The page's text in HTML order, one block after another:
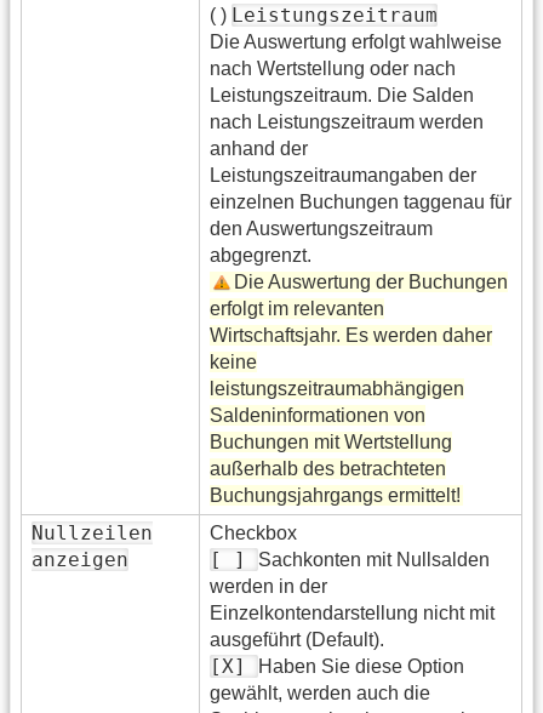
( ) Leistungszeitraum
Die Auswertung erfolgt wahlweise
nach Wertstellung oder nach
Leistungszeitraum. Die Salden
nach Leistungszeitraum werden
anhand der
Leistungszeitraumangaben der
einzelnen Buchungen taggenau für
den Auswertungszeitraum
abgegrenzt.
Die Auswertung der Buchungen
erfolgt im relevanten
Wirtschaftsjahr. Es werden daher
keine
leistungszeitraumabhängigen
Saldeninformationen von
Buchungen mit Wertstellung
außerhalb des betrachteten
Buchungsjahrgangs ermittelt!
Nullzeilen
anzeigen
Checkbox
[ ]
Sachkonten mit Nullsalden
werden in der
Einzelkontendarstellung nicht mit
ausgeführt (Default).
[X]
Haben Sie diese Option
gewählt, werden auch die